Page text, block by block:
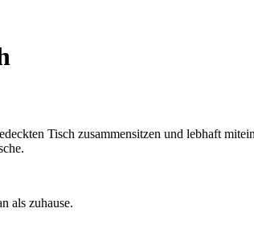
Tisch zusammensitzen und lebhaft
als zuhause.